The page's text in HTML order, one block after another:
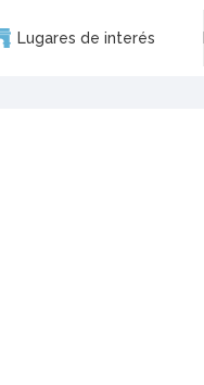
Lugares de interés